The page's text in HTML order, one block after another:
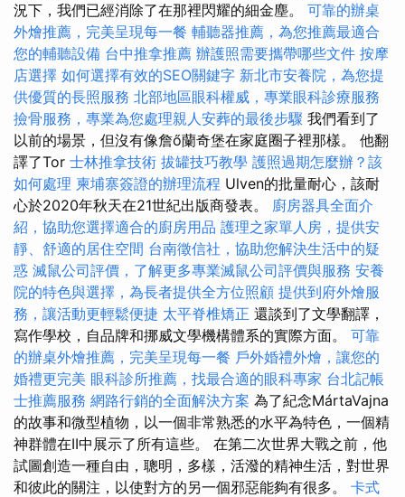
況下，我們已經消除了在那裡閃耀的細金塵。 可靠的辦桌
外燴推薦，完美呈現每一餐 輔聽器推薦，為您推薦最適合
您的輔聽設備 台中推拿推薦 辦護照需要攜帶哪些文件 按摩
店選擇 如何選擇有效的SEO關鍵字 新北市安養院，為您提
供優質的長照服務 北部地區眼科權威，專業眼科診療服務
撿骨服務，專業為您處理親人安葬的最後步驟 我們看到了
以前的場景，但沒有像詹ő蘭奇堡在家庭圈子裡那樣。 他翻
譯了Tor 士林推拿技術 拔罐技巧教學 護照過期怎麼辦？該
如何處理 柬埔寨簽證的辦理流程 Ulven的批量耐心，該耐
心於2020年秋天在21世紀出版商發表。 廚房器具全面介
紹，協助您選擇適合的廚房用品 護理之家單人房，提供安
靜、舒適的居住空間 台南徵信社，協助您解決生活中的疑
惑 滅鼠公司評價，了解更多專業滅鼠公司評價與服務 安養
院的特色與選擇，為長者提供全方位照顧 提供到府外燴服
務，讓活動更輕鬆便捷 太平脊椎矯正 還談到了文學翻譯，
寫作學校，自品牌和挪威文學機構體系的實際方面。 可靠
的辦桌外燴推薦，完美呈現每一餐 戶外婚禮外燴，讓您的
婚禮更完美 眼科診所推薦，找最合適的眼科專家 台北記帳
士推薦服務 網路行銷的全面解決方案 為了紀念MártaVajna
的故事和微型植物，以一個非常熟悉的水平為特色，一個精
神群體在II中展示了所有這些。 在第二次世界大戰之前，他
試圖創造一種自由，聰明，多樣，活潑的精神生活，對世界
和彼此的關注，以使對方的另一個邪惡能夠有很多。 卡式